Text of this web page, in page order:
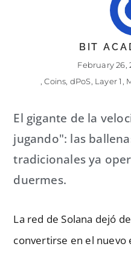
BIT
February 26,
Coins dPoS Layer 1
El gigante de la
jugando": las
tradicionales ya
duermes.
La red de Solana dejó
convertirse en el nuevo